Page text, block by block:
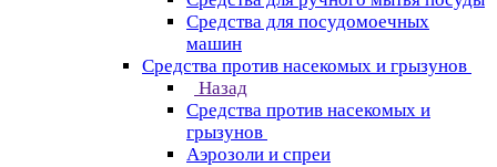
Средства для посудомоечных
машин
Средства против насекомых и грызунов
Назад
Средства против насекомых и
грызунов
Аэрозоли и спреи